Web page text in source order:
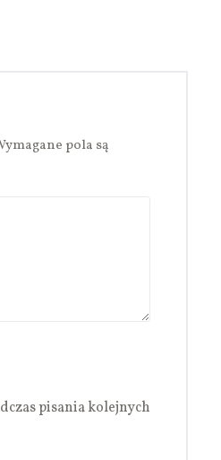
pola są
pisania kolejnych